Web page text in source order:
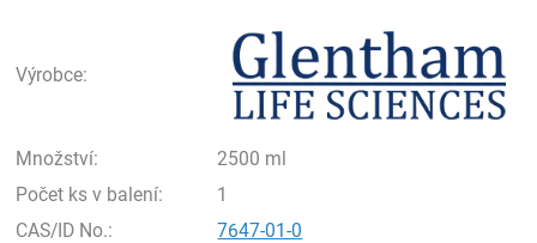
Výrobce:
Množství:
2500 ml
Počet ks v balení:
1
CAS/ID No.:
7647-01-0